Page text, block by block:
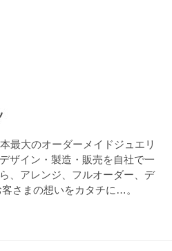
最大のオーダーメイドジュエリ
ザイン・製造・販売を自社で一
、アレンジ、フルオーダー、デ
さまの想いをカタチに…。